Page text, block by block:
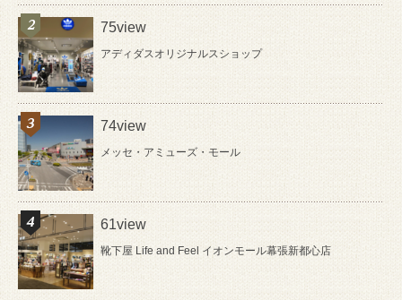
75view
アディダスオリジナルスショップ
74view
メッセ・アミューズ・モール
61view
靴下屋 Life and Feel イオンモール幕張新都心店